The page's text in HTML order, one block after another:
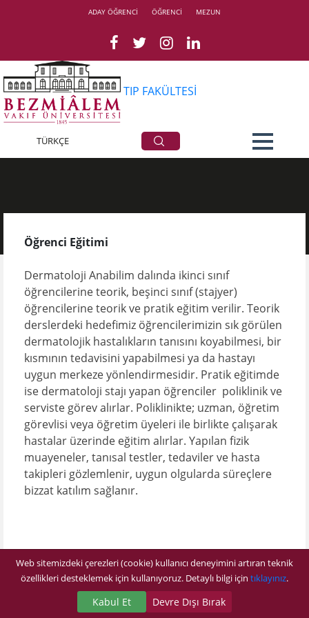
ADAY ÖĞRENCİ ÖĞRENCİ MEZUN
TIP FAKÜLTESİ
TÜRKÇE Mezuniyet Öncesi
Öğrenci Eğitimi
Dermatoloji Anabilim dalında ikinci sınıf
öğrencilerine teorik, beşinci sınıf (stajyer)
öğrencilerine teorik ve pratik eğitim verilir. Teorik
derslerdeki hedefimiz öğrencilerimizin sık görülen
dermatolojik hastalıkların tanısını koyabilmesi, bir
kısmının tedavisini yapabilmesi ya da hastayı
uygun merkeze yönlendirmesidir. Pratik eğitimde
ise dermatoloji stajı yapan öğrenciler poliklinik ve
serviste görev alırlar. Poliklinikte; uzman, öğretim
görevlisi veya öğretim üyeleri ile birlikte çalışarak
hastalar üzerinde eğitim alırlar. Yapılan fizik
muayeneler, tanısal testler, tedaviler ve hasta
takipleri gözlemlenir, uygun olgularda süreçlere
bizzat katılım sağlanır.​
Web sitemizdeki çerezleri (cookie) kullanıcı deneyimini artıran teknik
özellikleri desteklemek için kullanıyoruz. Detaylı bilgi için tıklayınız.
Kabul Et Devre Dışı Bırak